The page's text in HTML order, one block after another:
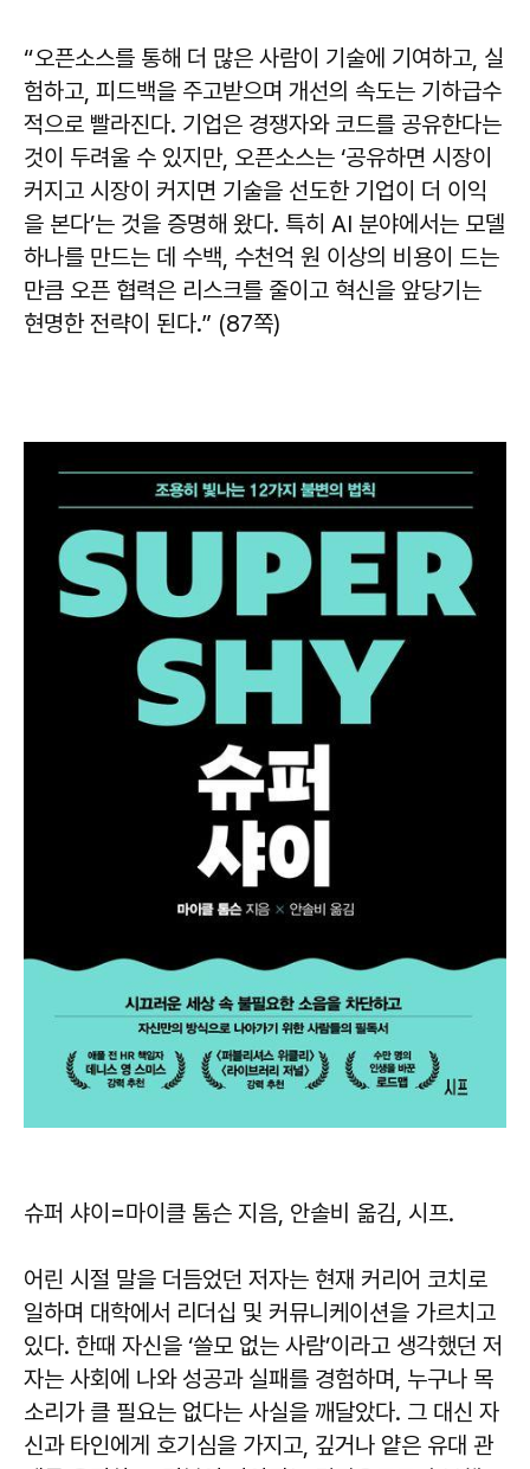
“오픈소스를 통해 더 많은 사람이 기술에 기여하고, 실
험하고, 피드백을 주고받으며 개선의 속도는 기하급수
적으로 빨라진다. 기업은 경쟁자와 코드를 공유한다는
것이 두려울 수 있지만, 오픈소스는 ‘공유하면 시장이
커지고 시장이 커지면 기술을 선도한 기업이 더 이익
을 본다’는 것을 증명해 왔다. 특히 AI 분야에서는 모델
하나를 만드는 데 수백, 수천억 원 이상의 비용이 드는
만큼 오픈 협력은 리스크를 줄이고 혁신을 앞당기는
현명한 전략이 된다.” (87쪽)
슈퍼 샤이 =마이클 톰슨 지음, 안솔비 옮김, 시프.
어린 시절 말을 더듬었던 저자는 현재 커리어 코치로
일하며 대학에서 리더십 및 커뮤니케이션을 가르치고
있다. 한때 자신을 ‘쓸모 없는 사람’이라고 생각했던 저
자는 사회에 나와 성공과 실패를 경험하며, 누구나 목
소리가 클 필요는 없다는 사실을 깨달았다. 그 대신 자
신과 타인에게 호기심을 가지고, 깊거나 얕은 유대 관